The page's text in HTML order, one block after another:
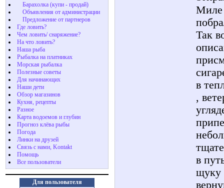
Барахолка (купи - продай)
Объявления от администрации
Предложение от партнеров
Где ловить?
Чем ловить/ снаряжение?
На что ловить?
Наша рыба
Рыбалка на платниках
Морская рыбалка
Полезные советы
Для начинающих
Наши дети
Обзор магазинов
Кухня, рецепты
Разное
Карта водоемов и глубин
Прогноз клёва рыбы
Погода
Линки на друзей
Связь с нами, Kontakt
Помощь
Все пользователи
Для пользователя
Миле
Так
в
,
в
щуку